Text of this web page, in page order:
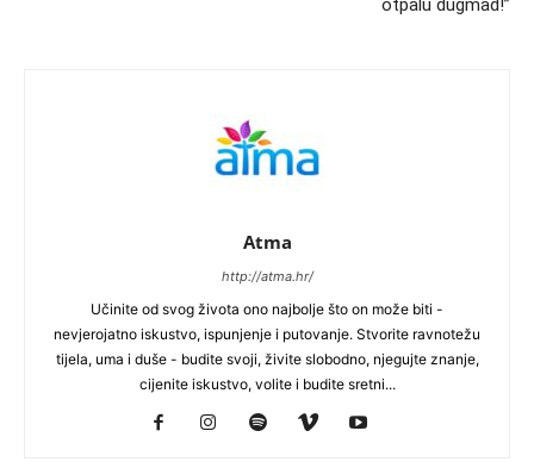
otpalu dugmad!”
Atma
http://atma.hr/
Učinite od svog života ono najbolje što on može biti -
nevjerojatno iskustvo, ispunjenje i putovanje. Stvorite ravnotežu
tijela, uma i duše - budite svoji, živite slobodno, njegujte znanje,
cijenite iskustvo, volite i budite sretni...